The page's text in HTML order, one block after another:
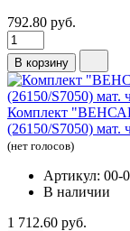
792.80 руб.
В корзину
Комплект
(26150/S7050) мат.
(нет голосов)
Артикул: 00-
В наличии
1 712.60 руб.